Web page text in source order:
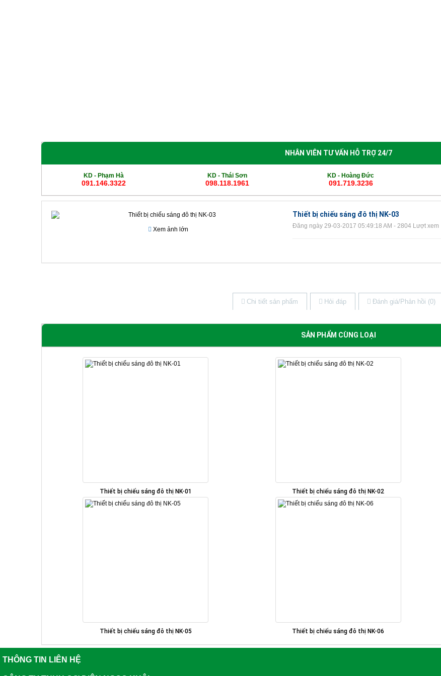
NHÂN VIÊN TƯ VẤN HỖ TRỢ 24/7
KD - Phạm Hà
091.146.3322
KD - Thái Sơn
098.118.1961
KD - Hoàng Đức
091.719.3236
Xem ảnh lớn
Thiết bị chiếu sáng đô thị NK-03
Đăng ngày 29-03-2017 05:49:18 AM - 2804 Lượt xem
Chi tiết sản phẩm Hỏi đáp Đánh giá/Phản hồi (0)
SẢN PHẨM CÙNG LOẠI
Thiết bị chiếu sáng đô thị NK-01 Thiết bị chiếu sáng đô thị NK-02
Thiết bị chiếu sáng đô thị NK-05 Thiết bị chiếu sáng đô thị NK-06
THÔNG TIN LIÊN HỆ